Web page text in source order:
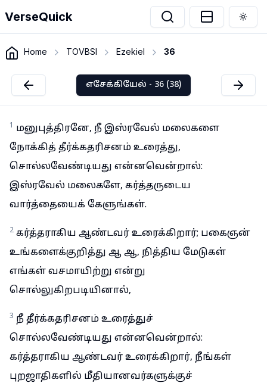
VerseQuick
Home TOVBSI Ezekiel 36
எசேக்கியேல் - 36 (38)
1 மனுபுத்திரனே, நீ இஸ்ரவேல் மலைகளை
நோக்கித் தீர்க்கதரிசனம் உரைத்து,
சொல்லவேண்டியது என்னவென்றால்:
இஸ்ரவேல் மலைகளே, கர்த்தருடைய
வார்த்தையைக் கேளுங்கள்.
2 கர்த்தராகிய ஆண்டவர் உரைக்கிறார்; பகைஞன்
உங்களைக்குறித்து ஆ ஆ, நித்திய மேடுகள்
எங்கள் வசமாயிற்று என்று
சொல்லுகிறபடியினால்,
3 நீ தீர்க்கதரிசனம் உரைத்துச்
சொல்லவேண்டியது என்னவென்றால்:
கர்த்தராகிய ஆண்டவர் உரைக்கிறார், நீங்கள்
புறஜாதிகளில் மீதியானவர்களுக்குச்